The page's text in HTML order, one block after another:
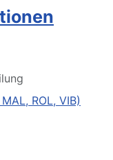
ROL, VIB)